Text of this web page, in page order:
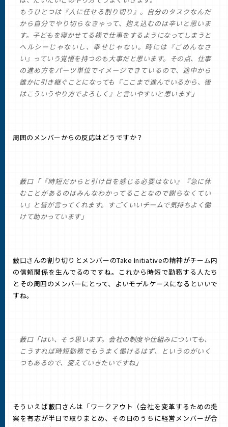
もうひとつは『人に任せる割り切り』。自分のタスクなんだ
から自分でやり切らなきゃって、抱え込むのは辛いと思いま
す。子どもを寝かせてる横で仕事をするようになってしまうと
ヘルシーじゃないし、幸せじゃない。時には『ごめんなさ
い』っていう覚悟を持つのも大事だと思います。その点、仕事
の進め方をパーツ単位でイメージできているので、途中から
誰かに引き継ぐことになっても『ここまで進んでいるから、後
はこういうやり方でよろしく』と言いやすいと思います」
周囲のメンバーからの反応はどうですか？
藪口「『時短だからと引け目を感じる必要はない』『急に休
むことがあるのはみんなわかってることなので謝らなくてい
い』と皆が言ってくれます。すごくいいチームで気持ちよく働
けて助かっています」
藪口さんの割り切りとメンバーのTake Initiativeの精神がチーム内
の信頼関係を生んでるのですね。これから時短で勤務する人たち
とその周囲のメンバーにとって、よいモデルケースになるといいで
すね。
藪口「はい、そう思います。会社の制度や仕組みについても、
こうすれば時短勤務でもうまく働けるはず、というのがいく
つもあるので、変えていきたいですね」
そういえば藪口さんは「ワークアウト（会社を変革するための提
案を有志が半日で取りまとめ、その日のうちに経営メンバーが合